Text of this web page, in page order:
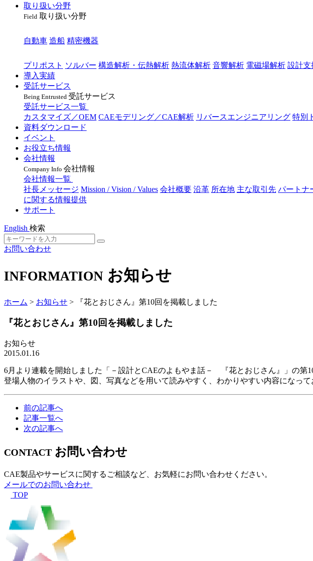
取り扱い分野
Field 取り扱い分野
自動車 造船 精密機器
プリポスト ソルバー 構造解析・伝熱解析 熱流体解析 音響解析 電磁場解析 設計支
導入実績
受託サービス
Being Entrusted 受託サービス
受託サービス一覧
カスタマイズ／OEM CAEモデリング／CAE解析 リバースエンジニアリング 特別
資料ダウンロード
イベント
お役立ち情報
会社情報
Company Info 会社情報
会社情報一覧
社長メッセージ Mission / Vision / Values 会社概要 沿革 所在地 主な取引先 パートナ
に関する情報提供
サポート
English 検索
お問い合わせ
INFORMATION お知らせ
ホーム > お知らせ > 『花とおじさん』第10回を掲載しました
『花とおじさん』第10回を掲載しました
お知らせ
2015.01.16
6月より連載を開始しました「－設計とCAEのよもやま話－ 『花とおじさん』」の第
登場人物のイラストや、図、写真などを用いて読みやすく、わかりやすい内容になって
前の記事へ
記事一覧へ
次の記事へ
CONTACT お問い合わせ
CAE製品やサービスに関するご相談など、お気軽にお問い合わせください。
メールでのお問い合わせ
TOP